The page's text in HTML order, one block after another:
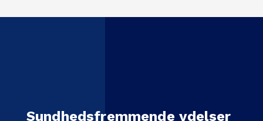
Sundhedsfremmende ydelser